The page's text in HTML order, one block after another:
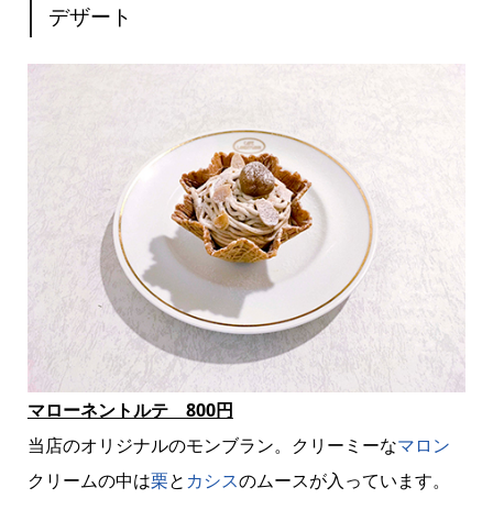
デザート
マローネントルテ 800円
当店のオリジナルのモンブラン。クリーミーなマロン
クリームの中は栗と カシスのムースが入っています。